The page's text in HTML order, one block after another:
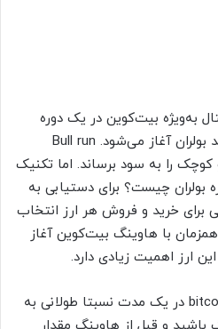
به‌ویژه بیت‌کوین در یک دوره
افزایش چشمگیری داشته باشد بولران آغاز می‌شود. Bull run
کوچک را به سود برساند. اما تکنیک
چیست؟ برای دستیابی به
برای خرید و فروش هر ارز انتخاب
همزمان با هاوینگ بیت‌کوین آغاز
ارز اهمیت زیادی دارد.
هرگونه رشد صعودی قیمت bitcoin در یک مدت نسبتا طولانی به